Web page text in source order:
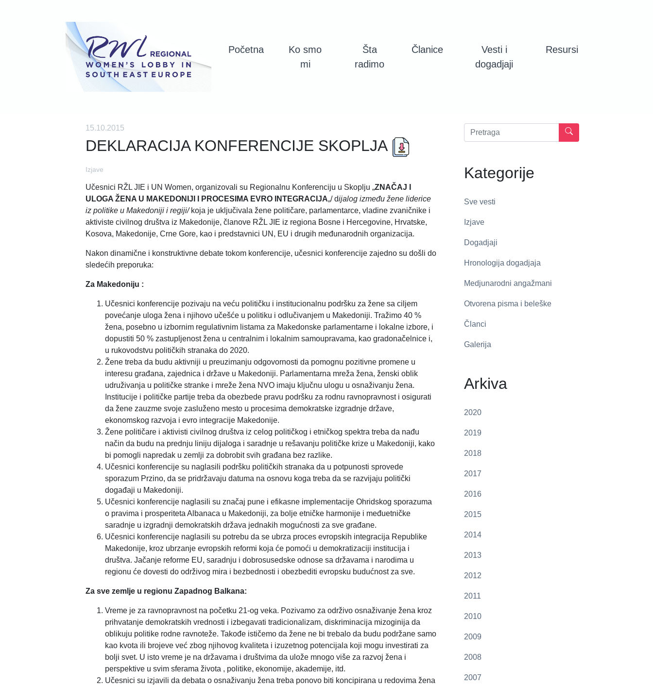
Početna
Ko smo
mi
Šta
radimo
Članice
Vesti i
dogadjaji
Resursi
15.10.2015
DEKLARACIJA KONFERENCIJE SKOPLJA
Izjave
Učesnici RŽL JIE i UN Women, organizovali su Regionalnu Konferenciju u Skoplju „ZNAČAJ I
ULOGA ŽENA U MAKEDONIJI I PROCESIMA EVRO INTEGRACIJA„/ dijalog između žene liderice
iz politike u Makedoniji i regiji/koja je uključivala žene političare, parlamentarce, vladine zvaničnike i
aktiviste civilnog društva iz Makedonije, članove RŽL JIE iz regiona Bosne i Hercegovine, Hrvatske,
Kosova, Makedonije, Crne Gore, kao i predstavnici UN, EU i drugih međunarodnih organizacija.
Nakon dinamične i konstruktivne debate tokom konferencije, učesnici konferencije zajedno su došli do
sledećih preporuka:
Za Makedoniju :
Učesnici konferencije pozivaju na veću političku i institucionalnu podršku za žene sa ciljem
povećanje uloga žena i njihovo učešće u politiku i odlučivanjem u Makedoniji. Tražimo 40 %
žena, posebno u izbornim regulativnim listama za Makedonske parlamentarne i lokalne izbore, i
dopustiti 50 % zastupljenost žena u centralnim i lokalnim samoupravama, kao gradonačelnice i,
u rukovodstvu političkih stranaka do 2020.
Žene treba da budu aktivniji u preuzimanju odgovornosti da pomognu pozitivne promene u
interesu građana, zajednica i države u Makedoniji. Parlamentarna mreža žena, ženski oblik
udruživanja u političke stranke i mreže žena NVO imaju ključnu ulogu u osnaživanju žena.
Institucije i političke partije treba da obezbede pravu podršku za rodnu ravnopravnost i osigurati
da žene zauzme svoje zasluženo mesto u procesima demokratske izgradnje države,
ekonomskog razvoja i evro integracije Makedonije.
Žene političare i aktivisti civilnog društva iz celog političkog i etničkog spektra treba da nađu
način da budu na prednju liniju dijaloga i saradnje u rešavanju političke krize u Makedoniji, kako
bi pomogli napredak u zemlji za dobrobit svih građana bez razlike.
Učesnici konferencije su naglasili podršku političkih stranaka da u potpunosti sprovede
sporazum Przino, da se pridržavaju datuma na osnovu koga treba da se razvijaju politički
događaji u Makedoniji.
Učesnici konferencije naglasili su značaj pune i efikasne implementacije Ohridskog sporazuma
o pravima i prosperiteta Albanaca u Makedoniji, za bolje etničke harmonije i međuetničke
saradnje u izgradnji demokratskih država jednakih mogućnosti za sve građane.
Učesnici konferencije naglasili su potrebu da se ubrza proces evropskih integracija Republike
Makedonije, kroz ubrzanje evropskih reformi koja će pomoći u demokratizaciji institucija i
društva. Jačanje reforme EU, saradnju i dobrosusedske odnose sa državama i narodima u
regionu će dovesti do održivog mira i bezbednosti i obezbediti evropsku budućnost za sve.
Za sve zemlje u regionu Zapadnog Balkana:
Vreme je za ravnopravnost na početku 21-og veka. Pozivamo za održivo osnaživanje žena kroz
prihvatanje demokratskih vrednosti i izbegavati tradicionalizam, diskriminacija mizoginija da
oblikuju politike rodne ravnoteže. Takođe ističemo da žene ne bi trebalo da budu podržane samo
kao kvota ili brojeve već zbog njihovog kvaliteta i izuzetnog potencijala koji mogu investirati za
bolji svet. U isto vreme je na državama i društvima da ulože mnogo više za razvoj žena i
perspektive u svim sferama života , politike, ekonomije, akademije, itd.
Učesnici su izjavili da debata o osnaživanju žena treba ponovo biti koncipirana u redovima žena
Kategorije
Sve vesti
Izjave
Dogadjaji
Hronologija dogadjaja
Medjunarodni angažmani
Otvorena pisma i beleške
Članci
Galerija
Arkiva
2020
2019
2018
2017
2016
2015
2014
2013
2012
2011
2010
2009
2008
2007